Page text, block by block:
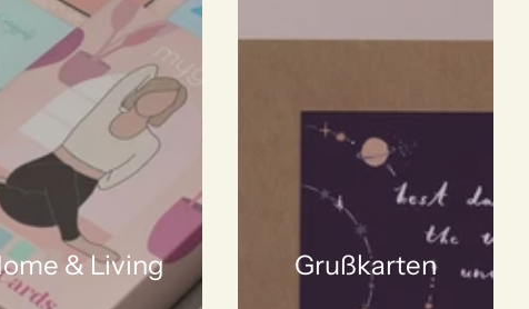
& Living Grußkarten